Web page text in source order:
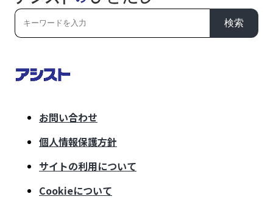
検索
お問い合わせ
個人情報保護方針
サイトの利用について
Cookieについて